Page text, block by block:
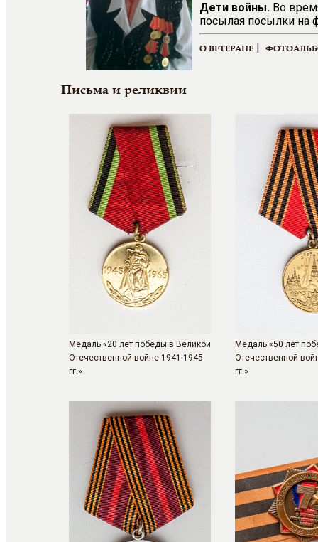
Дети войны. Во
посылая посылки на
О ВЕТЕРАНЕ |
Письма и реликвии
Медаль «20 лет победы в Великой
Отечественной войне 1941-1945
гг.»
Медаль «50 лет
Отечественной
гг.»